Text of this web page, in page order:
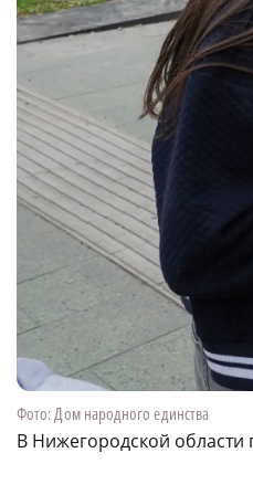
Фото: Дом народного единства
В Нижегородской области